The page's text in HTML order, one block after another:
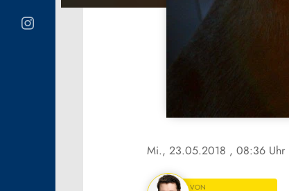
Mi., 23.05.2018 , 08:36 Uhr
VON